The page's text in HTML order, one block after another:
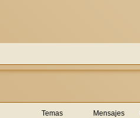
Temas Mensajes